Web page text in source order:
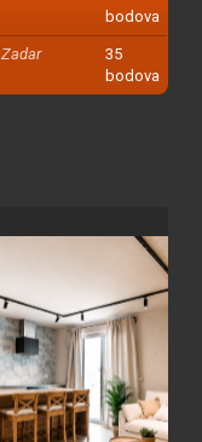
bodova
Zadar
35
bodova